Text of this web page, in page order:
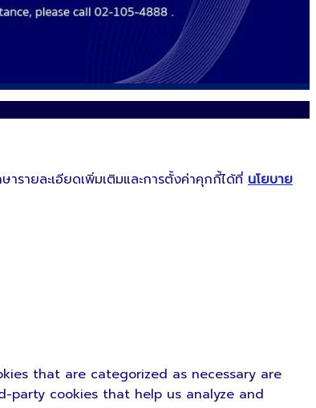
รายละเอียดเพิ่มเติมและการตั้งค่าคุกกี้ได้ที่ นโยบาย
that are categorized as necessary are
party cookies that help us analyze and